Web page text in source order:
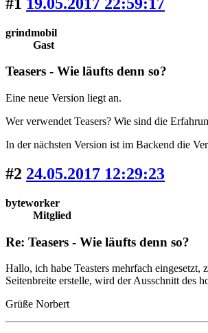
grindmobil
Gast
Teasers - Wie läufts denn so?
Eine neue Version liegt an.
Wer verwendet Teasers? Wie sind die
In der nächsten Version ist im Backend die
#2 24.05.2017 12:29:23
byteworker
Mitglied
Re: Teasers - Wie läufts denn so?
Hallo, ich habe Teasters mehrfach eingesetzt,
Seitenbreite erstelle, wird der Ausschnitt des
Grüße Norbert